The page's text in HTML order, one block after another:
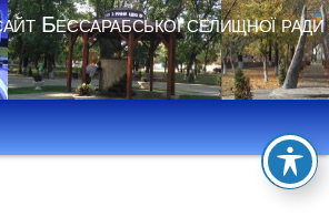
Бессарабської селищної ради